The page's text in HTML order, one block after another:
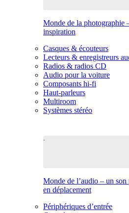
Monde de la photographie
inspiration
Casques & écouteurs
Lecteurs & enregistreurs
Radios & radios CD
Audio pour la voiture
Composants hi-fi
Haut-parleurs
Multiroom
Systèmes stéréo
Monde de l’audio – un
en déplacement
Périphériques d’entrée